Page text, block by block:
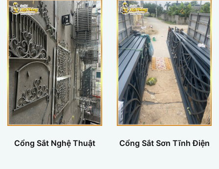
Cổng Sắt Nghệ Thuật Cổng Sắt Sơn Tĩnh Điện